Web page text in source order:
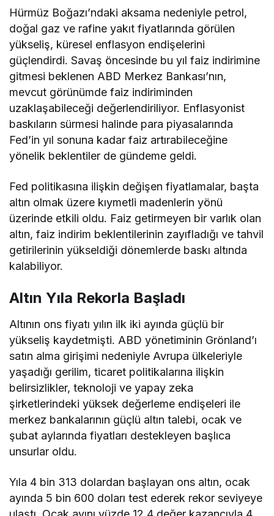
Hürmüz Boğazı’ndaki aksama nedeniyle petrol,
doğal gaz ve rafine yakıt fiyatlarında görülen
yükseliş, küresel enflasyon endişelerini
güçlendirdi. Savaş öncesinde bu yıl faiz indirimine
gitmesi beklenen ABD Merkez Bankası’nın,
mevcut görünümde faiz indiriminden
uzaklaşabileceği değerlendiriliyor. Enflasyonist
baskıların sürmesi halinde para piyasalarında
Fed’in yıl sonuna kadar faiz artırabileceğine
yönelik beklentiler de gündeme geldi.
Fed politikasına ilişkin değişen fiyatlamalar, başta
altın olmak üzere kıymetli madenlerin yönü
üzerinde etkili oldu. Faiz getirmeyen bir varlık olan
altın, faiz indirim beklentilerinin zayıfladığı ve tahvil
getirilerinin yükseldiği dönemlerde baskı altında
kalabiliyor.
Altın Yıla Rekorla Başladı
Altının ons fiyatı yılın ilk iki ayında güçlü bir
yükseliş kaydetmişti. ABD yönetiminin Grönland’ı
satın alma girişimi nedeniyle Avrupa ülkeleriyle
yaşadığı gerilim, ticaret politikalarına ilişkin
belirsizlikler, teknoloji ve yapay zeka
şirketlerindeki yüksek değerleme endişeleri ile
merkez bankalarının güçlü altın talebi, ocak ve
şubat aylarında fiyatları destekleyen başlıca
unsurlar oldu.
Yıla 4 bin 313 dolardan başlayan ons altın, ocak
ayında 5 bin 600 doları test ederek rekor seviyeye